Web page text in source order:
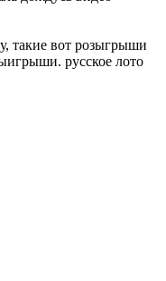
такие вот розыгрыши
русское лото